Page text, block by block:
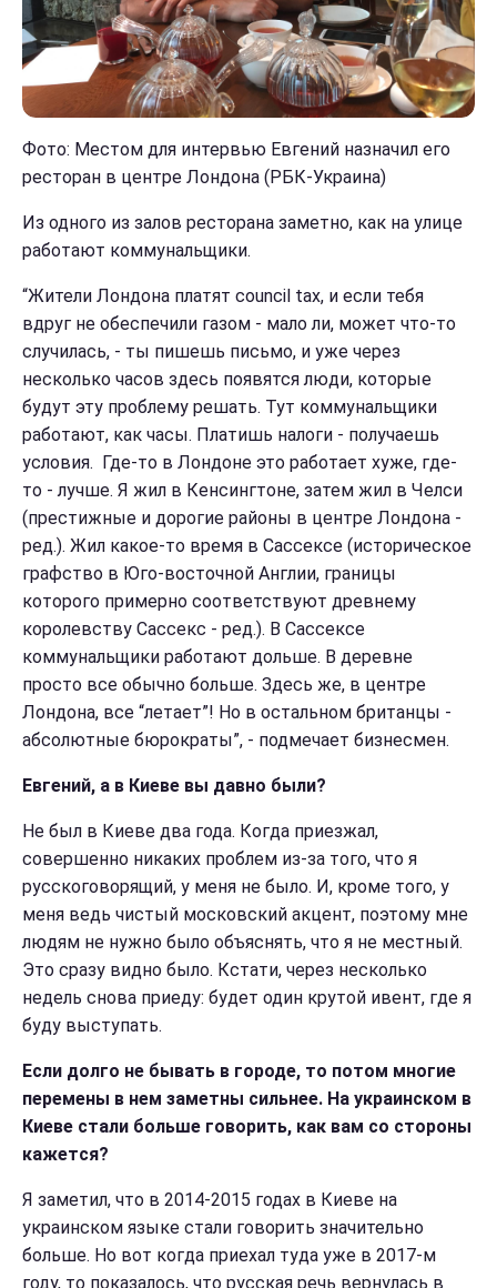
Фото: Местом для интервью Евгений назначил его
ресторан в центре Лондона (РБК-Украина)
Из одного из залов ресторана заметно, как на улице
работают коммунальщики.
“Жители Лондона платят council tax, и если тебя
вдруг не обеспечили газом - мало ли, может что-то
случилась, - ты пишешь письмо, и уже через
несколько часов здесь появятся люди, которые
будут эту проблему решать. Тут коммунальщики
работают, как часы. Платишь налоги - получаешь
условия. Где-то в Лондоне это работает хуже, где-
то - лучше. Я жил в Кенсингтоне, затем жил в Челси
(престижные и дорогие районы в центре Лондона -
ред.). Жил какое-то время в Сассексе (историческое
графство в Юго-восточной Англии, границы
которого примерно соответствуют древнему
королевству Сассекс - ред.). В Сасcексе
коммунальщики работают дольше. В деревне
просто все обычно больше. Здесь же, в центре
Лондона, все “летает”! Но в остальном британцы -
абсолютные бюрократы”, - подмечает бизнесмен.
Евгений, а в Киеве вы давно были?
Не был в Киеве два года. Когда приезжал,
совершенно никаких проблем из-за того, что я
русскоговорящий, у меня не было. И, кроме того, у
меня ведь чистый московский акцент, поэтому мне
людям не нужно было объяснять, что я не местный.
Это сразу видно было. Кстати, через несколько
недель снова приеду: будет один крутой ивент, где я
буду выступать.
Если долго не бывать в городе, то потом многие
перемены в нем заметны сильнее. На украинском в
Киеве стали больше говорить, как вам со стороны
кажется?
Я заметил, что в 2014-2015 годах в Киеве на
украинском языке стали говорить значительно
больше. Но вот когда приехал туда уже в 2017-м
году, то показалось, что русская речь вернулась в